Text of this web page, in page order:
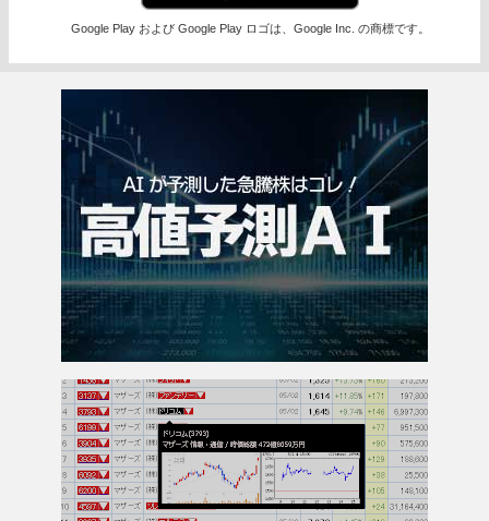
Google Play および Google Play ロゴは、Google Inc. の商標です。